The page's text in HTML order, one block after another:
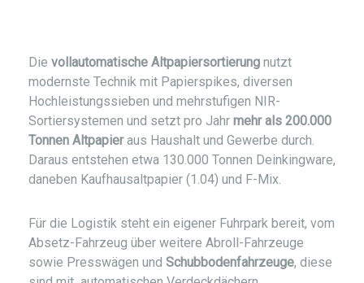
Die vollautomatische Altpapiersortierung nutzt
modernste Technik mit Papierspikes, diversen
Hochleistungssieben und mehrstufigen NIR-
Sortiersystemen und setzt pro Jahr mehr als 200.000
Tonnen Altpapieraus Haushalt und Gewerbe durch.
Daraus entstehen etwa 130.000 Tonnen Deinkingware,
daneben Kaufhausaltpapier (1.04) und F-Mix.
Für die Logistik steht ein eigener Fuhrpark bereit, vom
Absetz-Fahrzeug über weitere Abroll-Fahrzeuge
sowie Presswägen und Schubbodenfahrzeuge, diese